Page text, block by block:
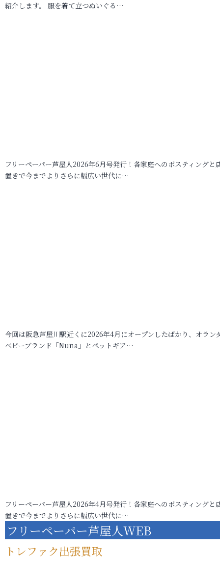
紹介します。 服を着て立つぬいぐる…
フリーペーパー芦屋人2026年6月号発行！各家庭へのポスティングと
置きで今までよりさらに幅広い世代に…
今回は阪急芦屋川駅近くに2026年4月にオープンしたばかり、オラン
ベビーブランド「Nuna」とペットギア…
フリーペーパー芦屋人2026年4月号発行！各家庭へのポスティングと
置きで今までよりさらに幅広い世代に…
フリーペーパー芦屋人WEB
トレファク出張買取